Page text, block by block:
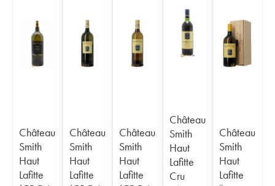
Château
Smith
Haut
Lafitte
Château
Smith
Haut
Lafitte
Château
Smith
Haut
Lafitte
Château
Smith
Haut
Lafitte
Cru
Château
Smith
Haut
Lafitte